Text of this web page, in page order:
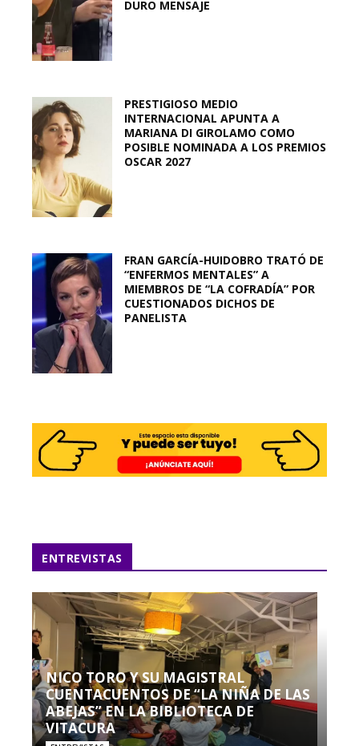
DURO MENSAJE
PRESTIGIOSO MEDIO
INTERNACIONAL APUNTA A
MARIANA DI GIROLAMO COMO
POSIBLE NOMINADA A LOS PREMIOS
OSCAR 2027
FRAN GARCÍA-HUIDOBRO TRATÓ DE
“ENFERMOS MENTALES” A
MIEMBROS DE “LA COFRADÍA” POR
CUESTIONADOS DICHOS DE
PANELISTA
ENTREVISTAS
NICO TORO Y SU MAGISTRAL
CUENTACUENTOS DE “LA NIÑA DE LAS
ABEJAS” EN LA BIBLIOTECA DE
VITACURA